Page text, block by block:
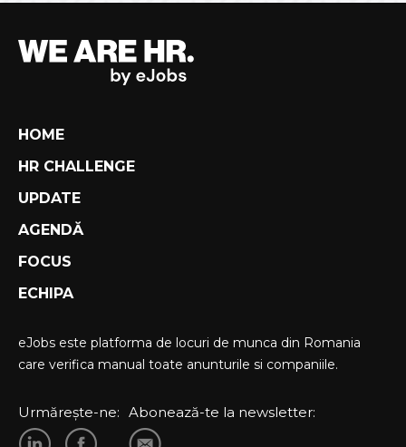
HOME
HR CHALLENGE
UPDATE
AGENDĂ
FOCUS
ECHIPA
eJobs este platforma de locuri de munca din Romania
care verifica manual toate anunturile si companiile.
Urmărește-ne: Abonează-te la newsletter: